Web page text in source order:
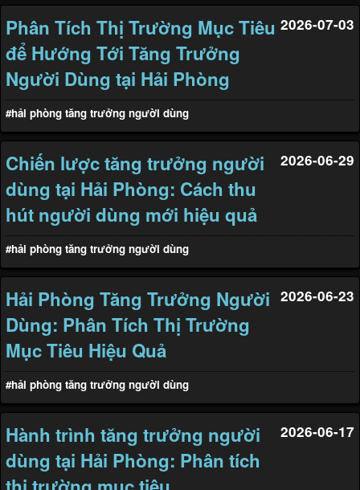
Phân Tích Thị Trường Mục Tiêu
để Hướng Tới Tăng Trưởng
Người Dùng tại Hải Phòng
2026-07-03
#hải phòng tăng trưởng người dùng
Chiến lược tăng trưởng người
dùng tại Hải Phòng: Cách thu
hút người dùng mới hiệu quả
2026-06-29
#hải phòng tăng trưởng người dùng
Hải Phòng Tăng Trưởng Người
Dùng: Phân Tích Thị Trường
Mục Tiêu Hiệu Quả
2026-06-23
#hải phòng tăng trưởng người dùng
Hành trình tăng trưởng người
dùng tại Hải Phòng: Phân tích
2026-06-17